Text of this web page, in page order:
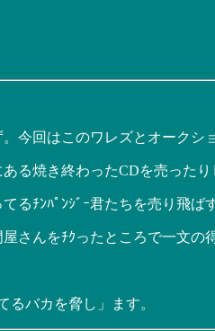
今回はこのワレズとオークシ
る焼き終わったCDを売った
るﾁﾝﾊﾟﾝｼﾞｰ君たちを売り飛ば
さんをﾁｸったところで一文の
るバカを脅し」ます。